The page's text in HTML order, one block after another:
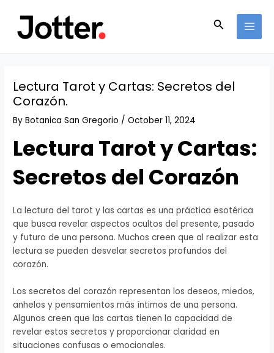
content
Search
Lectura Tarot y Cartas: Secretos del
Corazón.
ByBotanica San Gregorio /October 11, 2024
Lectura Tarot y Cartas:
Secretos del Corazón
La lectura del tarot y las cartas es una práctica esotérica
que busca revelar aspectos ocultos del presente, pasado
y futuro de una persona. Muchos creen que al realizar esta
lectura se pueden desvelar secretos profundos del
corazón.
Los secretos del corazón representan los deseos, miedos,
anhelos y pensamientos más íntimos de una persona.
Algunos creen que las cartas tienen la capacidad de
revelar estos secretos y proporcionar claridad en
situaciones confusas o emocionales.
navigation